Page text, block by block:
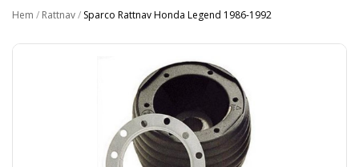
Hem / Rattnav/ Sparco Rattnav Honda Legend 1986-1992